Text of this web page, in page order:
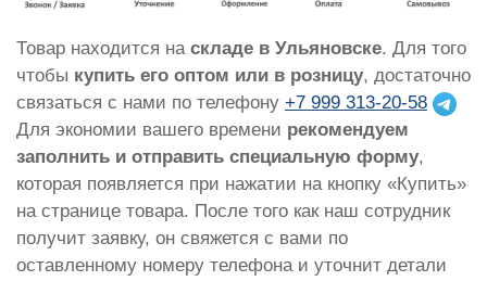
Товар находится на складе в Ульяновске. Для того
чтобы купить его оптом или в розницу, достаточно
связаться с нами по телефону +7 999 313-20-58
Для экономии вашего времени рекомендуем
заполнить и отправить специальную форму,
которая появляется при нажатии на кнопку «Купить»
на странице товара. После того как наш сотрудник
получит заявку, он свяжется с вами по
оставленному номеру телефона и уточнит детали